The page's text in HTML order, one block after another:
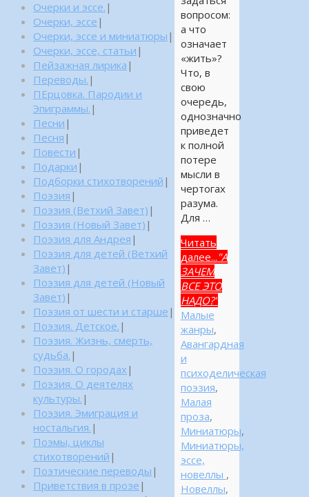
вопросом:
а что
означает
«жить»?
Что, в
свою
очередь,
однозначно
приведет
к полной
потере
мысли в
чертогах
разума.
Для …
Читать
далее... "А
ЗАЧЕМ
ВСЕ ЭТО
НАДО?"
Малые
жанры,
Авангардная
и
психоделическая
поэзия,
Малая
проза,
Миниатюры,
Миниатюры,
эссе,
новеллы ,
Новеллы,
Очерки и эссе. |
Очерки, эссе |
Очерки, эссе и миниатюры |
Очерки, эссе, статьи |
Пейзажная лирика |
Переводы. |
ПЕрцовка. Пародии и
Эпиграммы. |
Песни |
Песня |
Повести |
Подарки |
Подборки стихотворений |
Поэзия |
Поэзия (Ветхий Завет) |
Поэзия (Новый Завет) |
Поэзия для Андрея |
Поэзия для детей (Ветхий
Завет) |
Поэзия для детей (Новый
Завет) |
Поэзия от шести и старше |
Поэзия. Детское. |
Поэзия. Жизнь, смерть,
судьба. |
Поэзия. О городах |
Поэзия. О деятелях
культуры. |
Поэзия. Эмиграция и
ностальгия. |
Поэмы, циклы
стихотворений |
Поэтические переводы |
Приветствия в прозе |